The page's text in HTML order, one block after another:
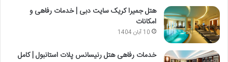
هتل جمیرا کریک سایت دبی | خدمات رفاهی و
امکانات
10 آبان 1404
خدمات رفاهی هتل رنیسانس پلات استانبول | کامل